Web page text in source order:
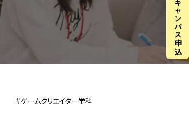
＃ゲームクリエイター学科